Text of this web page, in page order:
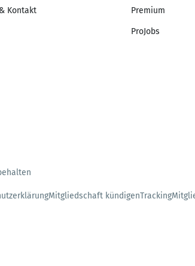
Kontakt Premium
ProJobs
Mitgliedschaft kündigenTracking